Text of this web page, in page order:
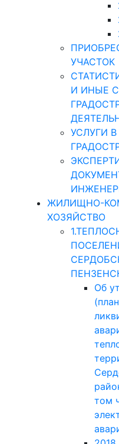
УЧАСТОК
И ИНЫЕ
УСЛУГИ
ЖИЛИЩНО-
ХОЗЯЙСТВО
Об
том